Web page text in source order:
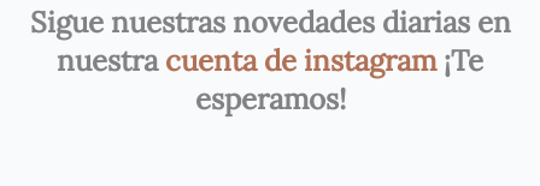
Sigue nuestras novedades diarias en
nuestracuenta de instagram¡Te
esperamos!